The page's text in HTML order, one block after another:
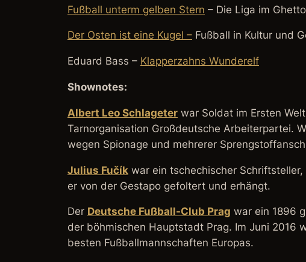
Fußball unterm gelben Stern – Die Liga im
Der Osten ist eine Kugel – Fußball in Kultur und
Eduard Bass – Klapperzahns Wunderelf
Shownotes:
Albert Leo Schlageter war Soldat im Ersten
Tarnorganisation Großdeutsche Arbeiterpartei.
wegen Spionage und mehrerer
Julius Fučík war ein tschechischer
er von der Gestapo gefoltert und erhängt.
Der Deutsche Fußball-Club Prag war ein 1896
der böhmischen Hauptstadt Prag. Im Juni 2016
besten Fußballmannschaften Europas.